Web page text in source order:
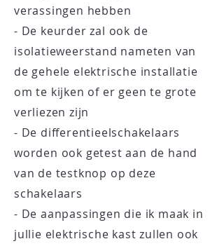
verassingen hebben
- De keurder zal ook de
isolatieweerstand nameten van
de gehele elektrische installatie
om te kijken of er geen te grote
verliezen zijn
- De differentieelschakelaars
worden ook getest aan de hand
van de testknop op deze
schakelaars
- De aanpassingen die ik maak in
jullie elektrische kast zullen ook